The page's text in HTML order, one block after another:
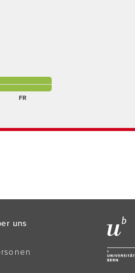
Anwesend
Anwesend
Anwesend
FR
uns